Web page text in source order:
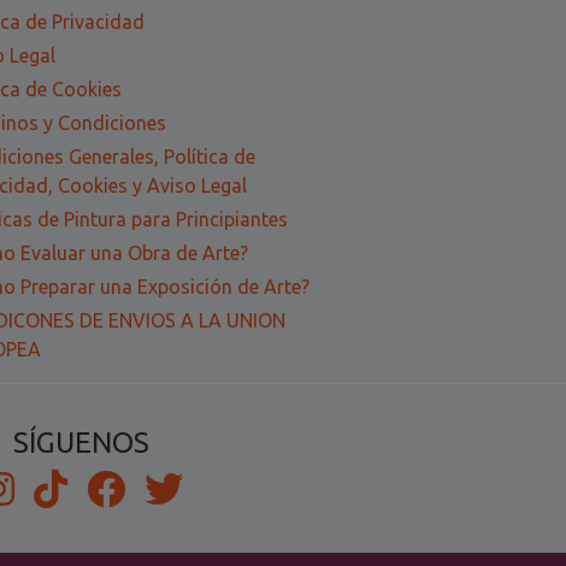
de Privacidad
Legal
de Cookies
y Condiciones
Generales, Política de
Cookies y Aviso Legal
de Pintura para Principiantes
Evaluar una Obra de Arte?
Preparar una Exposición de Arte?
DE ENVIOS A LA UNION
SÍGUENOS